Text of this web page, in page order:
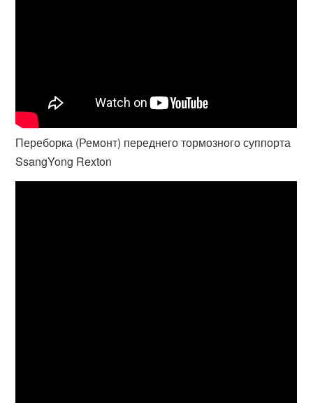
Переборка (Ремонт) переднего тормозного суппорта
SsangYong Rexton